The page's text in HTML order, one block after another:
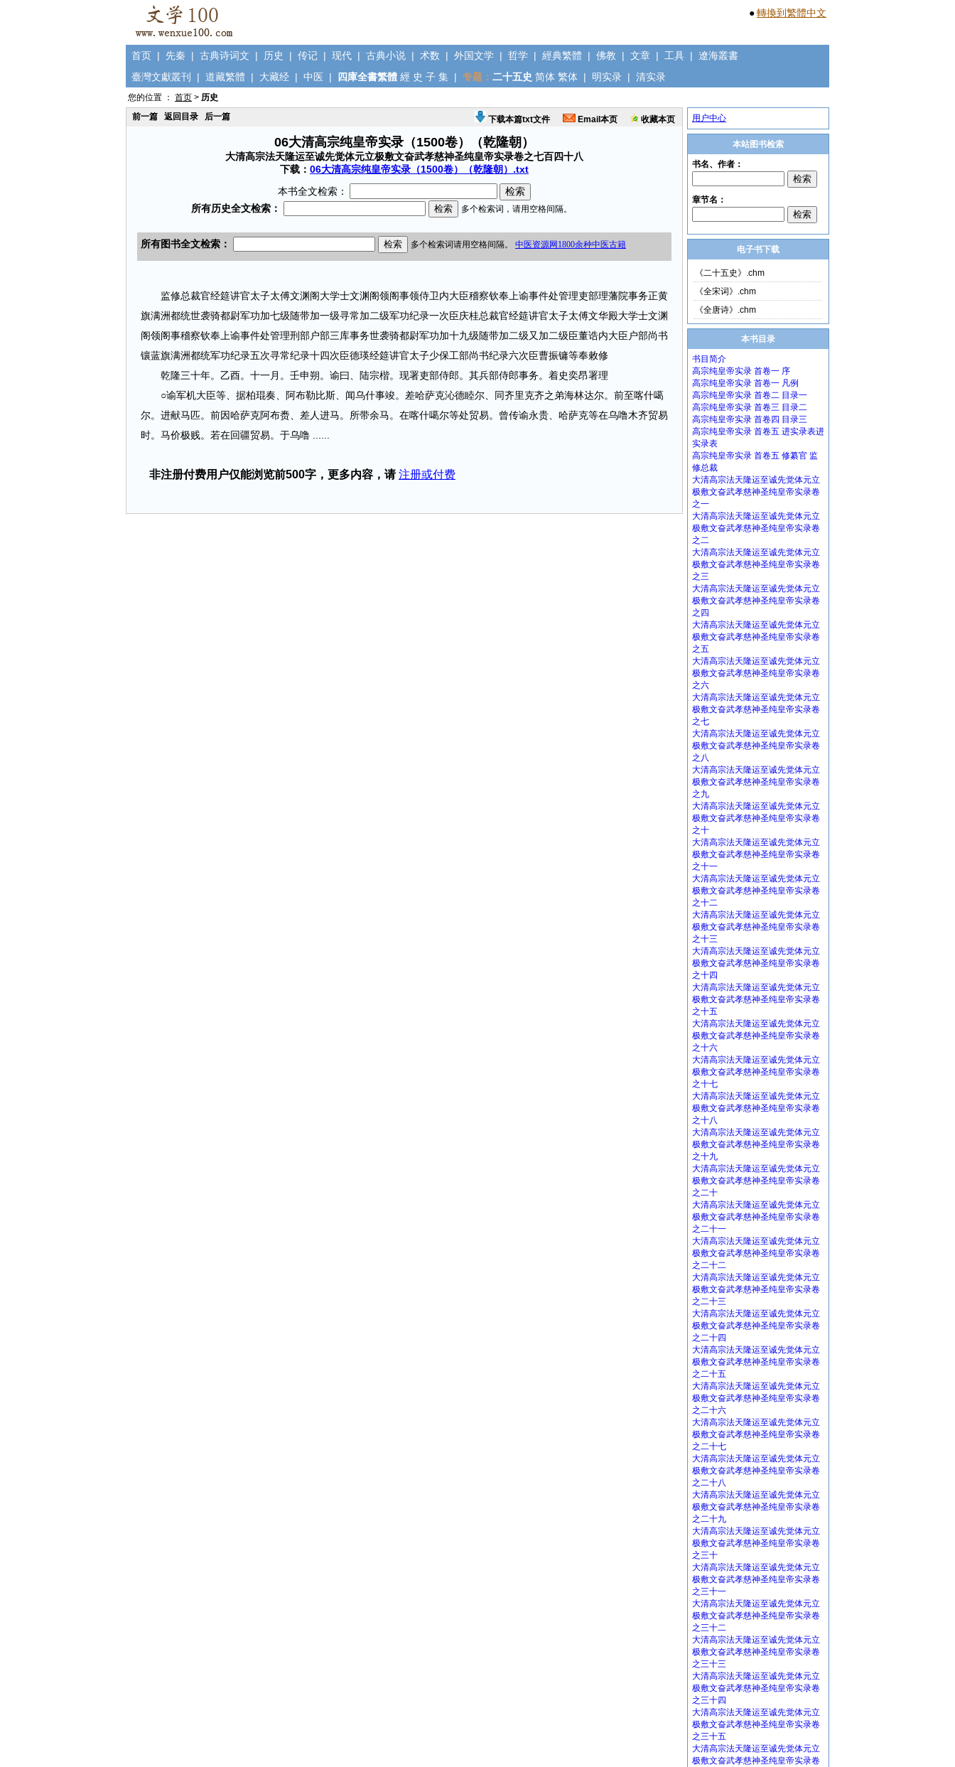
●轉換到繁體中文
首页 | 先秦 | 古典诗词文 | 历史 | 传记 | 现代 | 古典小说 | 术数 | 外国文学 | 哲学 | 經典繁體 | 佛教 | 文章 | 工具 | 遼海叢書
臺灣文獻叢刊
| 道藏繁體 | 大藏经 | 中医 | 四庫全書繁體 經 史 子 集 | 专题： 二十五史 简体 繁体 | 明实录 | 清实录
您的位置 ： 首页 > 历史
前一篇
返回目录 后一篇 下载本篇txt文件 Email本页 收藏本页
06大清高宗纯皇帝实录（1500卷）（乾隆朝）
大清高宗法天隆运至诚先觉体元立极敷文奋武孝慈神圣纯皇帝实录卷之七百四十八
下载： 06大清高宗纯皇帝实录（1500卷）（乾隆朝）.txt
本书全文检索：
监修总裁官经筵讲官太子太傅文渊阁大学士文渊阁领阁事领侍卫内大臣稽察钦奉上谕事件处管理吏部理藩院事务正黄
旗满洲都统世袭骑都尉军功加七级随带加一级寻常加二级军功纪录一次臣庆桂总裁官经筵讲官太子太傅文华殿大学士文渊
阁领阁事稽察钦奉上谕事件处管理刑部户部三库事务世袭骑都尉军功加十九级随带加二级又加二级臣董诰内大臣户部尚书
镶蓝旗满洲都统军功纪录五次寻常纪录十四次臣德瑛经筵讲官太子少保工部尚书纪录六次臣曹振镛等奉敕修
乾隆三十年。乙酉。十一月。壬申朔。谕曰、陆宗楷。现署吏部侍郎。其兵部侍郎事务。着史奕昂署理
○谕军机大臣等、据柏琨奏、阿布勒比斯、闻乌什事竣。差哈萨克沁德睦尔、同齐里克齐之弟海林达尔。前至喀什噶
尔。进献马匹。前因哈萨克阿布赉、差人进马。所带余马。在喀什噶尔等处贸易。曾传谕永贵、哈萨克等在乌噜木齐贸易
时。马价极贱。若在回疆贸易。于乌噜 ......
非注册付费用户仅能浏览前500字，更多内容，请 注册或付费
用户中心
本站图书检索
电子书下载
《二十五史》.chm
《全宋词》.chm
《全唐诗》.chm
本书目录
书目简介
高宗纯皇帝实录 首卷一 序
高宗纯皇帝实录 首卷一 凡例
高宗纯皇帝实录 首卷二 目录一
高宗纯皇帝实录 首卷三 目录二
高宗纯皇帝实录 首卷四 目录三
高宗纯皇帝实录 首卷五 进实录表进
实录表
高宗纯皇帝实录 首卷五 修纂官 监
修总裁
大清高宗法天隆运至诚先觉体元立
极敷文奋武孝慈神圣纯皇帝实录卷
之一
大清高宗法天隆运至诚先觉体元立
极敷文奋武孝慈神圣纯皇帝实录卷
之二
大清高宗法天隆运至诚先觉体元立
极敷文奋武孝慈神圣纯皇帝实录卷
之三
大清高宗法天隆运至诚先觉体元立
极敷文奋武孝慈神圣纯皇帝实录卷
之四
大清高宗法天隆运至诚先觉体元立
极敷文奋武孝慈神圣纯皇帝实录卷
之五
大清高宗法天隆运至诚先觉体元立
极敷文奋武孝慈神圣纯皇帝实录卷
之六
大清高宗法天隆运至诚先觉体元立
极敷文奋武孝慈神圣纯皇帝实录卷
之七
大清高宗法天隆运至诚先觉体元立
极敷文奋武孝慈神圣纯皇帝实录卷
之八
大清高宗法天隆运至诚先觉体元立
极敷文奋武孝慈神圣纯皇帝实录卷
之九
大清高宗法天隆运至诚先觉体元立
极敷文奋武孝慈神圣纯皇帝实录卷
之十
大清高宗法天隆运至诚先觉体元立
极敷文奋武孝慈神圣纯皇帝实录卷
之十一
大清高宗法天隆运至诚先觉体元立
极敷文奋武孝慈神圣纯皇帝实录卷
之十二
大清高宗法天隆运至诚先觉体元立
极敷文奋武孝慈神圣纯皇帝实录卷
之十三
大清高宗法天隆运至诚先觉体元立
极敷文奋武孝慈神圣纯皇帝实录卷
之十四
大清高宗法天隆运至诚先觉体元立
极敷文奋武孝慈神圣纯皇帝实录卷
之十五
大清高宗法天隆运至诚先觉体元立
极敷文奋武孝慈神圣纯皇帝实录卷
之十六
大清高宗法天隆运至诚先觉体元立
极敷文奋武孝慈神圣纯皇帝实录卷
之十七
大清高宗法天隆运至诚先觉体元立
极敷文奋武孝慈神圣纯皇帝实录卷
之十八
大清高宗法天隆运至诚先觉体元立
极敷文奋武孝慈神圣纯皇帝实录卷
之十九
大清高宗法天隆运至诚先觉体元立
极敷文奋武孝慈神圣纯皇帝实录卷
之二十
大清高宗法天隆运至诚先觉体元立
极敷文奋武孝慈神圣纯皇帝实录卷
之二十一
大清高宗法天隆运至诚先觉体元立
极敷文奋武孝慈神圣纯皇帝实录卷
之二十二
大清高宗法天隆运至诚先觉体元立
极敷文奋武孝慈神圣纯皇帝实录卷
之二十三
大清高宗法天隆运至诚先觉体元立
极敷文奋武孝慈神圣纯皇帝实录卷
之二十四
大清高宗法天隆运至诚先觉体元立
极敷文奋武孝慈神圣纯皇帝实录卷
之二十五
大清高宗法天隆运至诚先觉体元立
极敷文奋武孝慈神圣纯皇帝实录卷
之二十六
大清高宗法天隆运至诚先觉体元立
极敷文奋武孝慈神圣纯皇帝实录卷
之二十七
大清高宗法天隆运至诚先觉体元立
极敷文奋武孝慈神圣纯皇帝实录卷
之二十八
大清高宗法天隆运至诚先觉体元立
极敷文奋武孝慈神圣纯皇帝实录卷
之二十九
大清高宗法天隆运至诚先觉体元立
极敷文奋武孝慈神圣纯皇帝实录卷
之三十
大清高宗法天隆运至诚先觉体元立
极敷文奋武孝慈神圣纯皇帝实录卷
之三十一
大清高宗法天隆运至诚先觉体元立
极敷文奋武孝慈神圣纯皇帝实录卷
之三十二
大清高宗法天隆运至诚先觉体元立
极敷文奋武孝慈神圣纯皇帝实录卷
之三十三
大清高宗法天隆运至诚先觉体元立
极敷文奋武孝慈神圣纯皇帝实录卷
之三十四
大清高宗法天隆运至诚先觉体元立
极敷文奋武孝慈神圣纯皇帝实录卷
之三十五
大清高宗法天隆运至诚先觉体元立
极敷文奋武孝慈神圣纯皇帝实录卷